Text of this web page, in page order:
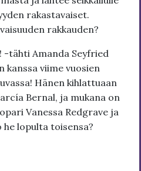
rakastavaiset.
rakkauden?
-tähti Amanda Seyfried
kanssa viime vuosien
Hänen kihlattuaan
Bernal, ja mukana on
Vanessa Redgrave ja
lopulta toisensa?